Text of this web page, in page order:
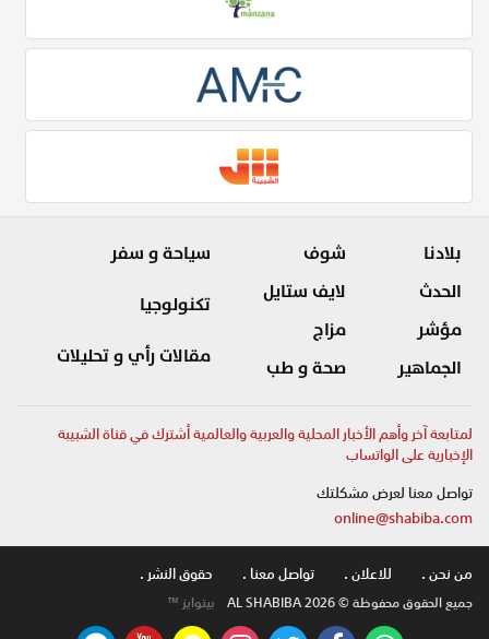
بلادنا
الحدث
مؤشر
الجماهير
شوف
لايف ستايل
مزاج
صحة و طب
سياحة و سفر
تكنولوجيا
مقالات رأي و تحليلات
لمتابعة آخر وأهم الأخبار المحلية والعربية والعالمية أشترك في قناة الشبيبة
الإخبارية على الواتساب
تواصل معنا لعرض مشكلتك
online@shabiba.com
من نحن .
للاعلان . تواصل معنا . حقوق النشر .
جميع الحقوق محفوظة © AL SHABIBA 2026 بيتوايز ™